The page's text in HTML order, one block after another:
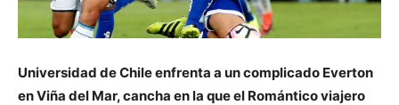
Universidad de Chile enfrenta a un complicado Everton
en Viña del Mar, cancha en la que el Romántico viajero